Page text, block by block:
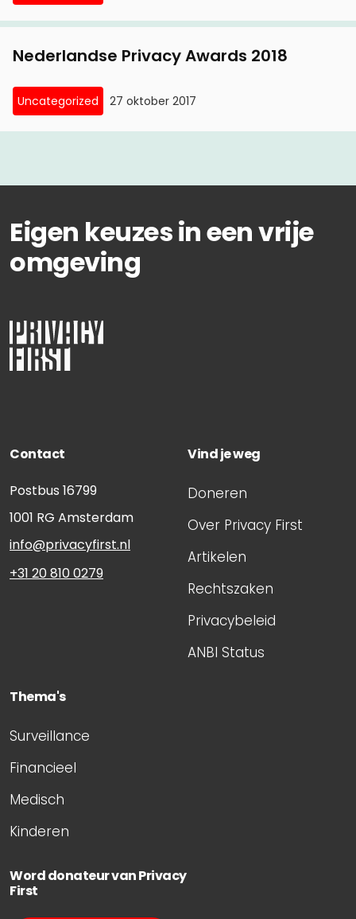
Nederlandse Privacy Awards 2018
Uncategorized 27 oktober 2017
Eigen keuzes in een vrije
omgeving
Contact
Postbus 16799
1001 RG Amsterdam
info@privacyfirst.nl
+31 20 810 0279
Vind je weg
Doneren
Over Privacy First
Artikelen
Rechtszaken
Privacybeleid
ANBI Status
Thema's
Surveillance
Financieel
Medisch
Kinderen
Word donateur van Privacy
First